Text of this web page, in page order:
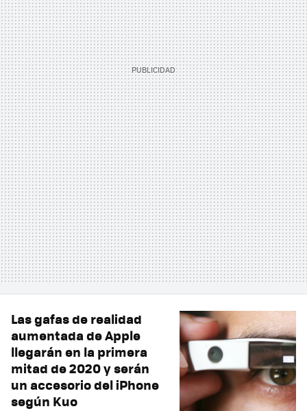
Las gafas de realidad
aumentada de Apple
llegarán en la primera
mitad de 2020 y serán
un accesorio del iPhone
según Kuo